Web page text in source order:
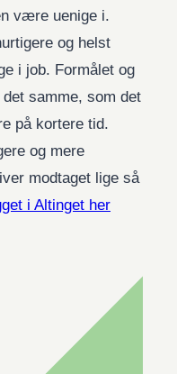
være uenige i.
og helst
i job. Formålet og
samme, som det
på kortere tid.
og mere
modtaget lige så
i Altinget her